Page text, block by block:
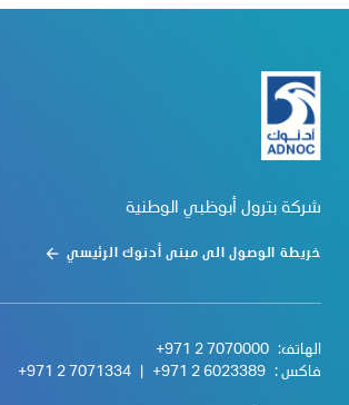
شركة بترول أبوظبي الوطنية
خريطة الوصول الى مبنى أدنوك الرئيسي
الهاتف: +971 2 7070000
فاكس : +971 2 6023389
+971 2 7071334